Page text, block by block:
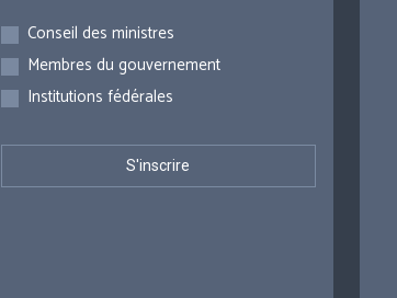
Inscriptions
Conseil des ministres
Membres du gouvernement
Institutions fédérales